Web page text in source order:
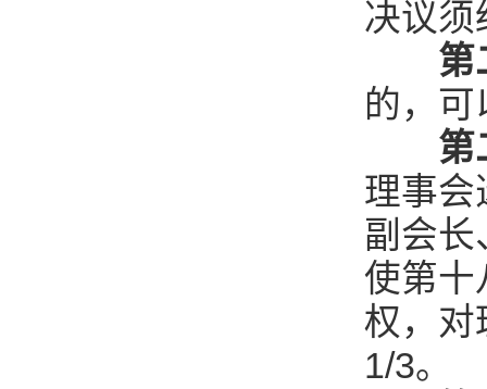
决议须
第
的，
第
理事会
副会长
使第十
权，对
1/3。